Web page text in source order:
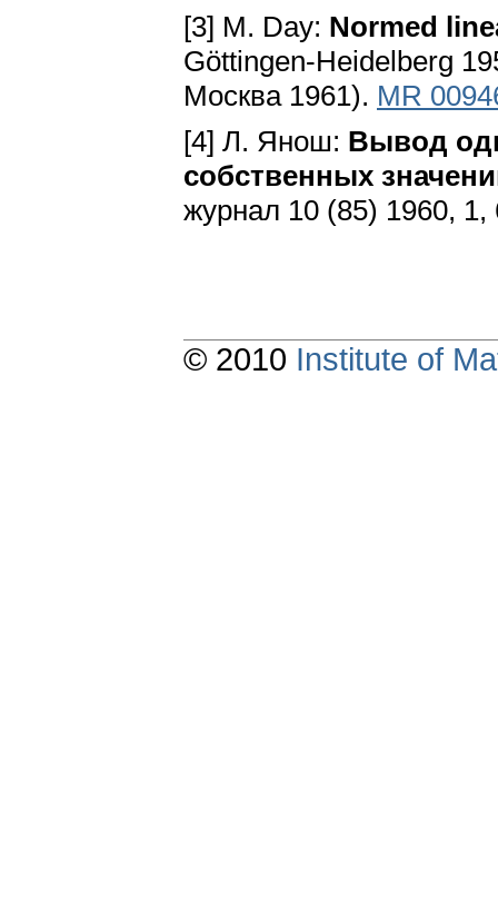
[3] M. Day: Normed
Göttingen-Heidelberg
Москва 1961). MR
[4] Л. Янош: Вывод
собственных
журнал 10 (85) 1960,
© 2010 Institute of